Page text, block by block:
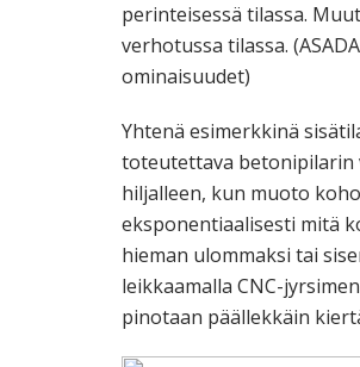
perinteisessä tilassa.
verhotussa tilassa.
ominaisuudet)
Yhtenä esimerkkinä
toteutettava betonipilarin
hiljalleen, kun muoto
eksponentiaalisesti mitä
hieman ulommaksi tai
leikkaamalla CNC-
pinotaan päällekkäin